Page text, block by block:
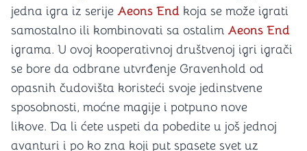
jedna igra iz serije Aeons End koja se može igrati
samostalno ili kombinovati sa ostalim Aeons End
igrama. U ovoj kooperativnoj društvenoj igri igrači
se bore da odbrane utvrđenje Gravenhold od
opasnih čudovišta koristeći svoje jedinstvene
sposobnosti, moćne magije i potpuno nove
likove. Da li ćete uspeti da pobedite u još jednoj
avanturi i po ko zna koji put spasete svet uz